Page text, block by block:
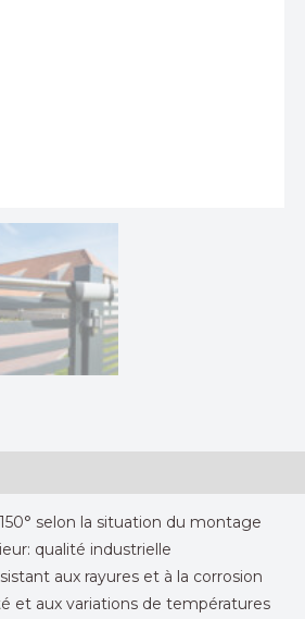
selon la situation du montage
qualité industrielle
aux rayures et à la corrosion
et aux variations de températures